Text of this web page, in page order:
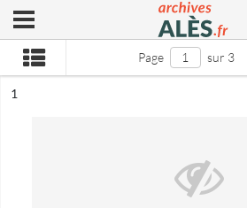
Archives municipales
Ouvrir le menu déroulant
Page sur 3
n°
1